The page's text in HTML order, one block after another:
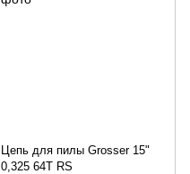
Цепь для пилы Grosser 15"
0,325 64T RS